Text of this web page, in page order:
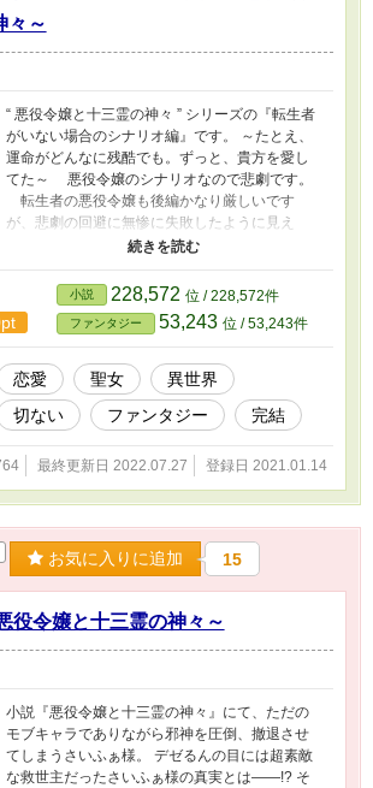
々～
“ 悪役令嬢と十三霊の神々 ” シリーズの『転生者
がいない場合のシナリオ編』です。 ～たとえ、
運命がどんなに残酷でも。ずっと、貴方を愛し
てた～ 悪役令嬢のシナリオなので悲劇です。
転生者の悪役令嬢も後編かなり厳しいです
が、悲劇の回避に無惨に失敗したように見え
て、まるきり救いのないシナリオを、優しく甘
く、救いのあるシナリオに諦めずに書き換えて
いきます。 各方面の登場人物がシナリオ通り
の不幸に陥らないように、悪役令嬢も神様もす
ごく頑張ります。 悪役令嬢が運命に抵抗しな
ければ『こう』なっていた、神々の祝福をもっ
て書き換えるためのシナリオ編です。 【表紙】
祥之るう子様 【挿絵】カゴ様 ※ 星ロマのシナ
リオは悪役と脇役に残酷極まりないのでご注意
って分岐します。
小説 228,572 位 / 228,572件
ファンタジー 53,243 位 / 53,243件
恋愛 聖女
異世界
切ない ファンタジー 完結
最終更新日 2022.07.27 登録日 2021.01.14
お気に入りに追加 15
役令嬢と十三霊の神々～
小説『悪役令嬢と十三霊の神々』にて、ただの
モブキャラでありながら邪神を圧倒、撤退させ
てしまうさいふぁ様。 デゼるんの目には超素敵
な救世主だったさいふぁ様の真実とは――!? そ